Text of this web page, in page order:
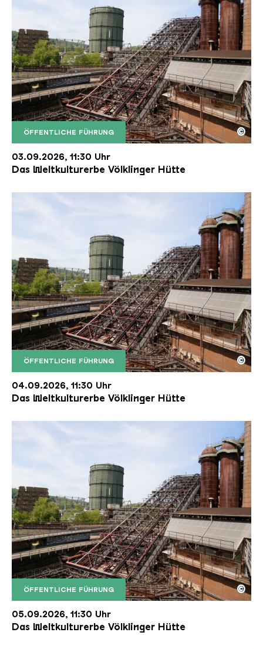
ÖFFENTLICHE FÜHRUNG
Der Erzschrägaufzug der Völklinger Hütte mit
Copyright: Weltkulturerbe Völklinger Hütte | Karl
©
03.09.2026, 11:30 Uhr
Das Weltkulturerbe Völklinger Hütte
ÖFFENTLICHE FÜHRUNG
Der Erzschrägaufzug der Völklinger Hütte mit
Copyright: Weltkulturerbe Völklinger Hütte | Karl
©
04.09.2026, 11:30 Uhr
Das Weltkulturerbe Völklinger Hütte
ÖFFENTLICHE FÜHRUNG
Der Erzschrägaufzug der Völklinger Hütte mit
Copyright: Weltkulturerbe Völklinger Hütte | Karl
©
05.09.2026, 11:30 Uhr
Das Weltkulturerbe Völklinger Hütte